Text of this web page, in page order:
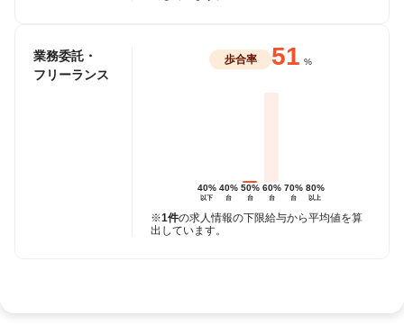
業務委託・
フリーランス
歩合率 51 %
40%
以下
40%
台
50%
台
60%
台
70%
台
80%
以上
※1件の求人情報の下限給与から平均値を算
出しています。